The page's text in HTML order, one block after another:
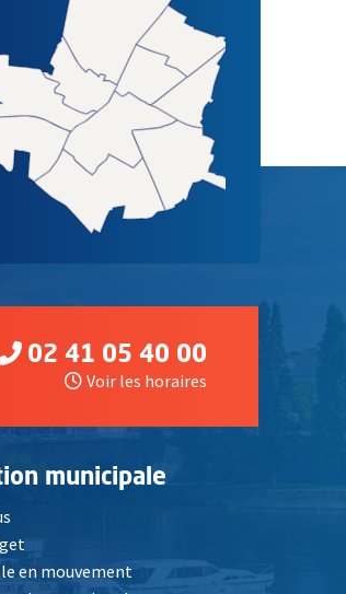
DE LA VILLE D'ANGERS
02 41 05 40 00
Voir les horaires
municipale
en mouvement